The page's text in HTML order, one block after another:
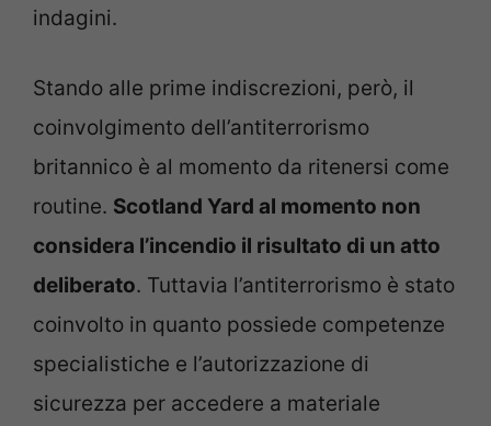
indagini.
Stando alle prime indiscrezioni, però, il
coinvolgimento dell’antiterrorismo
britannico è al momento da ritenersi come
routine. Scotland Yard al momento non
considera l’incendio il risultato di un atto
deliberato. Tuttavia l’antiterrorismo è stato
coinvolto in quanto possiede competenze
specialistiche e l’autorizzazione di
sicurezza per accedere a materiale